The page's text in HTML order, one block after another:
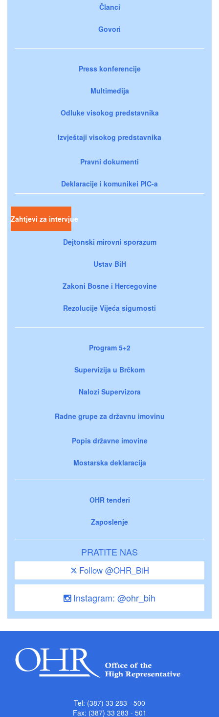
Članci
Govori
Press konferencije
Multimedija
Odluke visokog predstavnika
Izvještaji visokog predstavnika
Pravni dokumenti
Deklaracije i komunikei PIC-a
Zahtjevi za intervjue
Dejtonski mirovni sporazum
Ustav BiH
Zakoni Bosne i Hercegovine
Rezolucije Vijeća sigurnosti
Program 5+2
Supervizija u Brčkom
Nalozi Supervizora
Radne grupe za državnu imovinu
Popis državne imovine
Mostarska deklaracija
OHR tenderi
Zaposlenje
PRATITE NAS
Follow @OHR_BiH
Instagram: @ohr_bih
Tel: (387) 33 283 - 500
Fax: (387) 33 283 - 501